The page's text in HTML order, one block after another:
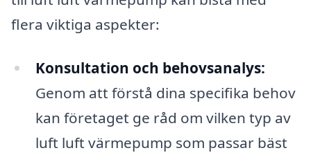
flera viktiga aspekter:
Konsultation och behovsanalys:
Genom att förstå dina specifika behov
kan företaget ge råd om vilken typ av
luft luft värmepump som passar bäst